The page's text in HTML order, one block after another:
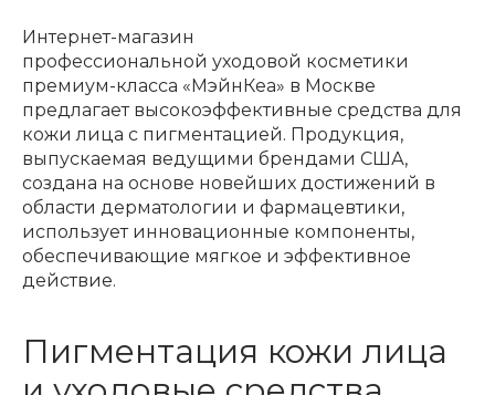
Интернет-магазин
профессиональной уходовой косметики
премиум-класса «МэйнКеа» в Москве
предлагает высокоэффективные средства для
кожи лица с пигментацией. Продукция,
выпускаемая ведущими брендами США,
создана на основе новейших достижений в
области дерматологии и фармацевтики,
использует инновационные компоненты,
обеспечивающие мягкое и эффективное
действие.
Пигментация кожи лица